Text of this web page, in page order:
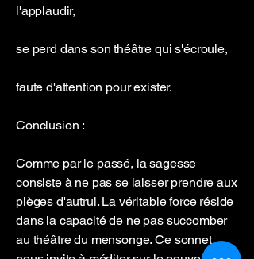
l'applaudir,
se perd dans son théâtre qui s'écroule,
faute d'attention pour exister.
Conclusion :
Comme par le passé, la sagesse
consiste à ne pas se laisser prendre aux
pièges d'autrui. La véritable force réside
dans la capacité de ne pas succomber
au théâtre du mensonge. Ce sonnet